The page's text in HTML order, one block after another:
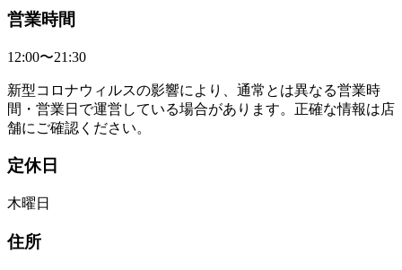
営業時間
12:00〜21:30
新型コロナウィルスの影響により、通常とは異なる営業時
間・営業日で運営している場合があります。正確な情報は店
舗にご確認ください。
定休日
木曜日
住所